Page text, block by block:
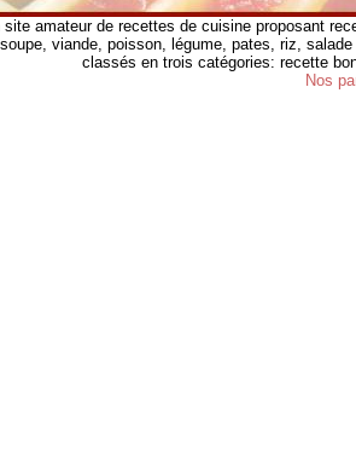
amateur de recettes de cuisine proposant
viande, poisson, légume, pates, riz,
classés en trois catégories: recette
Nos